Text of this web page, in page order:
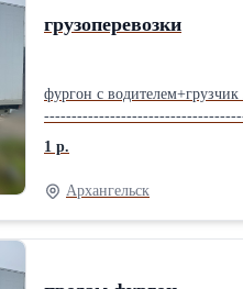
грузоперевозки
фургон с
1 р.
Архангельск